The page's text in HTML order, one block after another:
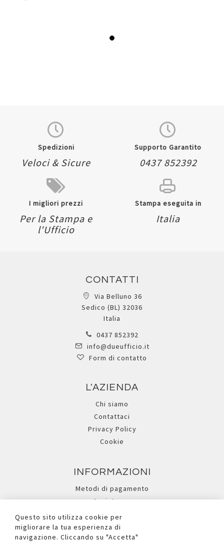
Spedizioni
Veloci & Sicure
Supporto Garantito
0437 852392
I migliori prezzi
Per la Stampa e
l'Ufficio
Stampa eseguita in
Italia
CONTATTI
Via Belluno 36
Sedico (BL) 32036
Italia
0437 852392
info@dueufficio.it
Form di contatto
L'AZIENDA
Chi siamo
Contattaci
Privacy Policy
Cookie
INFORMAZIONI
Metodi di pagamento
Assistenza
Ricerca avanzata
Questo sito utilizza cookie per
migliorare la tua esperienza di
navigazione. Cliccando su "Accetta"